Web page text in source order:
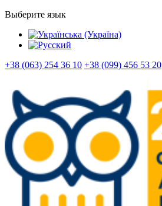
Выберите язык
+38 (063) 254 36 10 +38 (099) 456 53 20